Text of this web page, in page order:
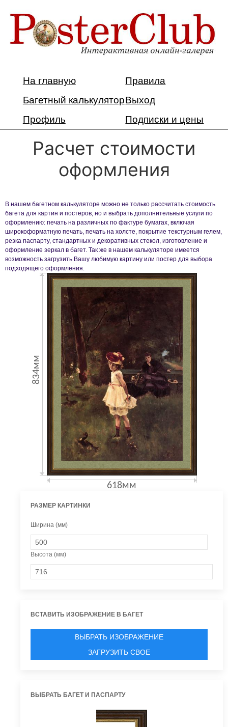
На главную
Правила
Багетный калькуляторВыход
Профиль
Подписки и цены
Расчет стоимости
оформления
В нашем багетном калькуляторе можно не только рассчитать стоимость
багета для картин и постеров, но и выбрать дополнительные услуги по
оформлению: печать на различных по фактуре бумагах, включая
широкоформатную печать, печать на холсте, покрытие текстурным гелем,
резка паспарту, стандартных и декоративных стекол, изготовление и
оформление зеркал в багет. Так же в нашем калькуляторе имеется
возможность загрузить Вашу любимую картину или постер для выбора
подходящего оформления.
834мм
618мм
РАЗМЕР КАРТИНКИ
Ширина (мм)
Высота (мм)
ВСТАВИТЬ ИЗОБРАЖЕНИЕ В БАГЕТ
ВЫБРАТЬ ИЗОБРАЖЕНИЕ
ЗАГРУЗИТЬ СВОЕ
ВЫБРАТЬ БАГЕТ И ПАСПАРТУ